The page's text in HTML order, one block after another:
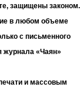
защищены законом.
в любом объеме
с письменного
«Чаян»
и массовым